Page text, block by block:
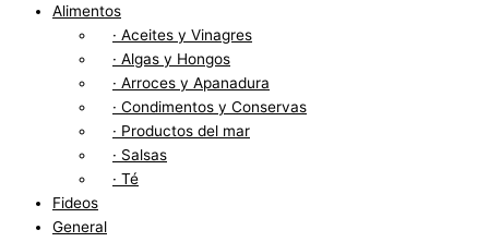
Alimentos
· Aceites y Vinagres
· Algas y Hongos
· Arroces y Apanadura
· Condimentos y Conservas
· Productos del mar
· Salsas
· Té
Fideos
General